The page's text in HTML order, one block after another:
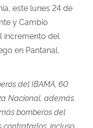
este lunes 24 de
y Cambio
incremento del
en Pantanal.
del IBAMA, 60
Nacional, además
bomberos del
contratarlos, incluso